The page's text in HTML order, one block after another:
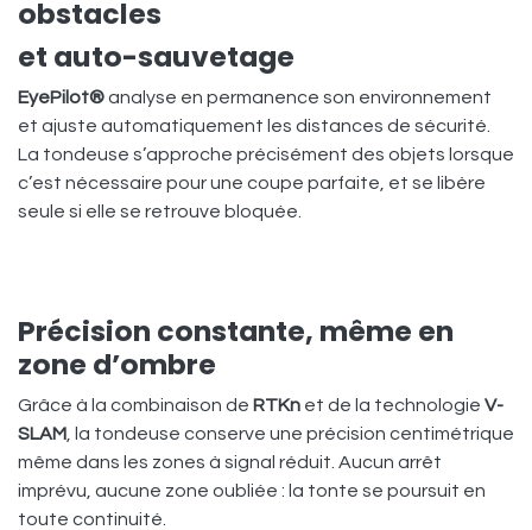
obstacles
et auto-sauvetage
EyePilot®analyse en permanence son environnement
et ajuste automatiquement les distances de sécurité.
La tondeuse s’approche précisément des objets lorsque
c’est nécessaire pour une coupe parfaite, et se libère
seule si elle se retrouve bloquée.
Précision constante, même en
zone d’ombre
Grâce à la combinaison de RTKn et de la technologie V-
SLAM , la tondeuse conserve une précision centimétrique
même dans les zones à signal réduit. Aucun arrêt
imprévu, aucune zone oubliée : la tonte se poursuit en
toute continuité.